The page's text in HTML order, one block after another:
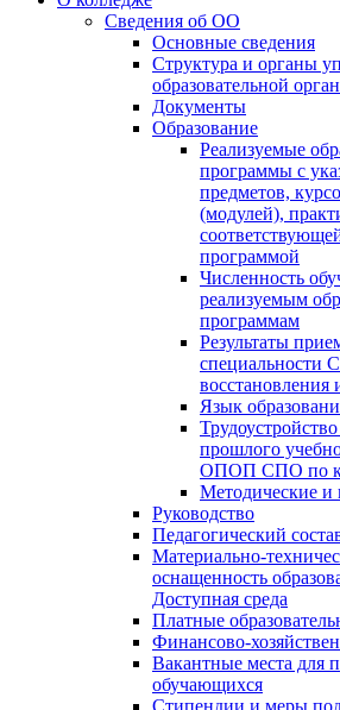
Сведения об ОО
Основные сведения
Структура и органы
образовательной
Документы
Образование
Реализуемые
программы с
предметов,
(модулей),
программой
Численность
реализуемым
программам
Результаты
специальности
восстановления
Язык
прошлого
ОПОП СПО по
Методические
Руководство
Педагогический
Материально-
оснащенность
Доступная среда
Платные
Финансово-
Вакантные места для
обучающихся
Стипендии и меры